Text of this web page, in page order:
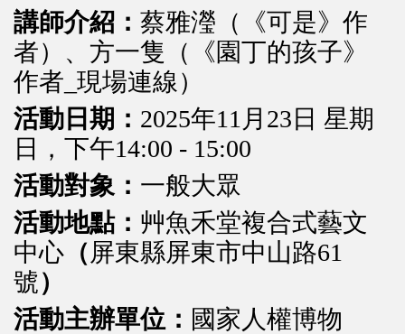
講師介紹：蔡雅瀅（《可是》作
者）、方一隻（《園丁的孩子》
作者_現場連線）
活動日期： 2025年11月23日 星期
日，下午14:00 - 15:00
活動對象： 一般大眾
活動地點： 艸魚禾堂複合式藝文
中心 （屏東縣屏東市中山路61
號）
活動主辦單位： 國家人權博物